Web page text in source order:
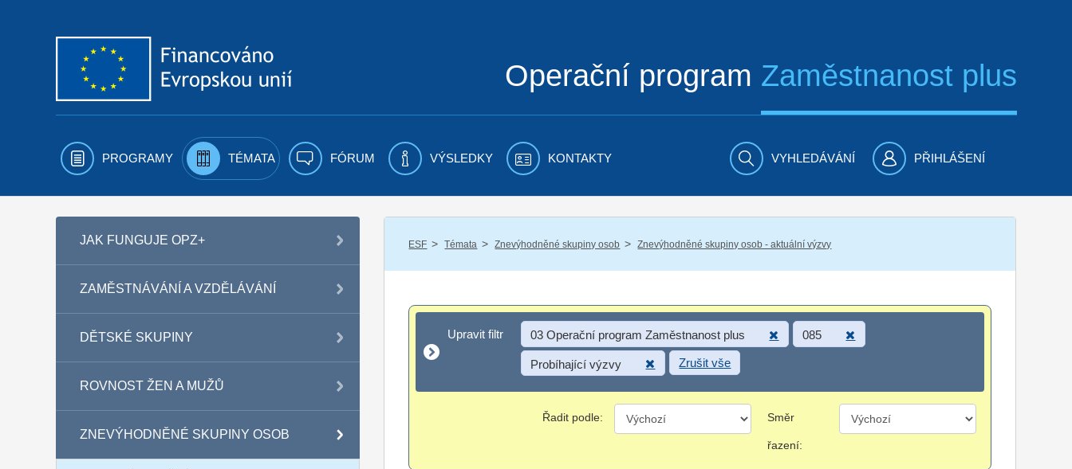
Operační program Zaměstnanost plus
PROGRAMY TÉMATA FÓRUM VÝSLEDKY KONTAKTY VYHLEDÁVÁNÍ PŘIHLÁŠENÍ
JAK FUNGUJE OPZ+
ZAMĚSTNÁVÁNÍ A VZDĚLÁVÁNÍ
DĚTSKÉ SKUPINY
ROVNOST ŽEN A MUŽŮ
ZNEVÝHODNĚNÉ SKUPINY OSOB
ESF / Témata / Znevýhodněné skupiny osob / Znevýhodněné skupiny osob - aktuální výzvy
Upravit filtr
Upravit filtr 03 Operační program Zaměstnanost plus 085
Probíhající výzvy Zrušit vše
Řadit podle: Směr
řazení: